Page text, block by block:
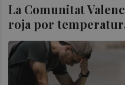
La Comunitat
roja por